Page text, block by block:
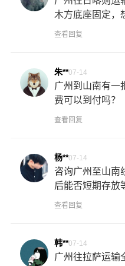
木方底座固定，
查看回复
朱**07-14
广州到山南有一
费可以到付吗？
查看回复
杨**07-14
咨询广州至山南
后能否短期存放
查看回复
韩**07-14
广州往拉萨运输